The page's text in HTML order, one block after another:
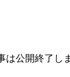
は公開終了し